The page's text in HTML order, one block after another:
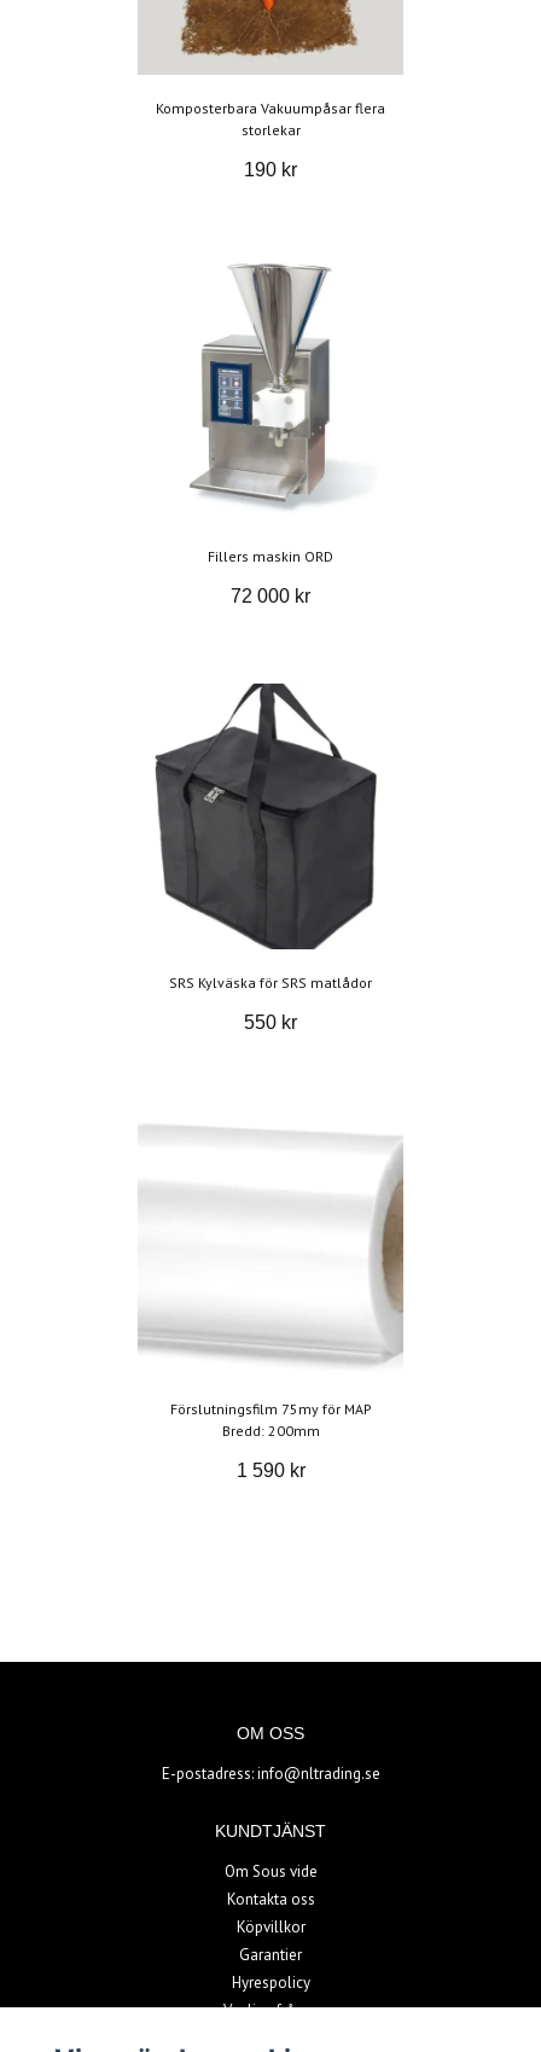
Komposterbara Vakuumpåsar flera
storlekar
190 kr
Fillers maskin ORD
72 000 kr
SRS Kylväska för SRS matlådor
550 kr
Förslutningsfilm 75my för MAP
Bredd: 200mm
1 590 kr
OM OSS
E-postadress:info@nltrading.se
KUNDTJÄNST
Om Sous vide
Kontakta oss
Köpvillkor
Garantier
Hyrespolicy
Vanliga frågor